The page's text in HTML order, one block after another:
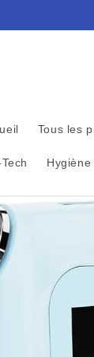
Tous les
Hygiène